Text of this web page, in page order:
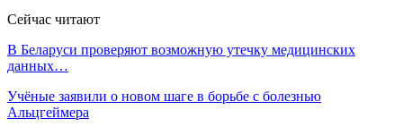
Сейчас читают
В Беларуси проверяют возможную утечку медицинских
данных…
Учёные заявили о новом шаге в борьбе с болезнью
Альцгеймера